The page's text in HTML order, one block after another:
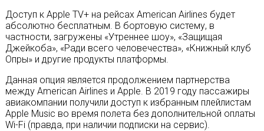
Доступ к Apple TV+ на рейсах American Airlines будет
абсолютно бесплатным. В бортовую систему, в
частности, загружены «Утреннее шоу», «Защищая
Джейкоба», «Ради всего человечества», «Книжный клуб
Опры» и другие продукты платформы.
Данная опция является продолжением партнерства
между American Airlines и Apple. В 2019 году пассажиры
авиакомпании получили доступ к избранным плейлистам
Apple Music во время полета без дополнительной оплаты
Wi-Fi (правда, при наличии подписки на сервис).